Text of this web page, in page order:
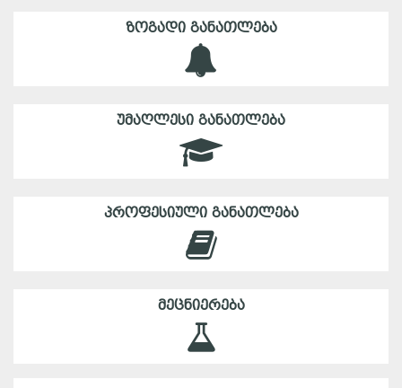
ᲖᲝᲒᲐᲓᲘ ᲒᲐᲜᲐᲗᲚᲔᲑᲐ
ᲣᲛᲐᲦᲚᲔᲡᲘ ᲒᲐᲜᲐᲗᲚᲔᲑᲐ
ᲞᲠᲝᲤᲔᲡᲘᲣᲚᲘ ᲒᲐᲜᲐᲗᲚᲔᲑᲐ
ᲛᲔᲪᲜᲘᲔᲠᲔᲑᲐ